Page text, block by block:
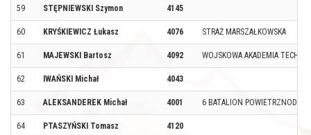
59 STĘPNIEWSKI Szymon 4145
60 KRYŚKIEWICZ Łukasz 4076 STRAŻ MARSZAŁKOWSKA
61 MAJEWSKI Bartosz 4092 WOJSKOWA AKADEMIA
62 IWAŃSKI Michał 4043
63 ALEKSANDEREK Michał 4001 6 BATALION
64 PTASZYŃSKI Tomasz 4120